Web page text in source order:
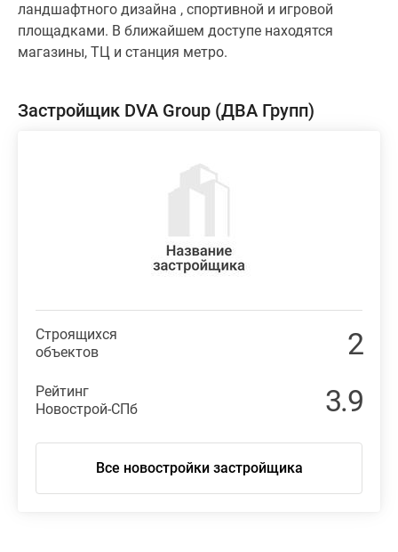
ландшафтного дизайна , спортивной и игровой
площадками. В ближайшем доступе находятся
магазины, ТЦ и станция метро.
Застройщик DVA Group (ДВА Групп)
Строящихся
объектов
2
Рейтинг
Новострой-СПб
3.9
Все новостройки застройщика